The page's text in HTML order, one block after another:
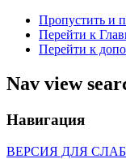
Пропустить и
Перейти к
Перейти к
Nav view
Навигация
ВЕРСИЯ ДЛЯ